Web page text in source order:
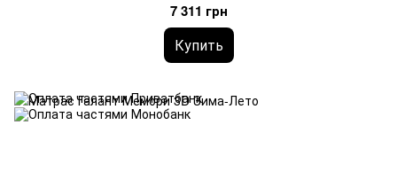
7 311 грн
Купить